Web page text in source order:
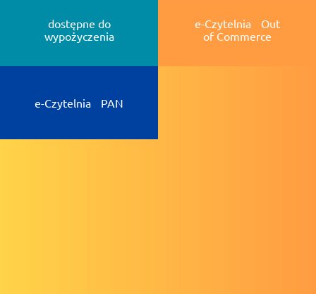
dostępne do
wypożyczenia
e-Czytelnia Out
of Commerce
e-Czytelnia PAN